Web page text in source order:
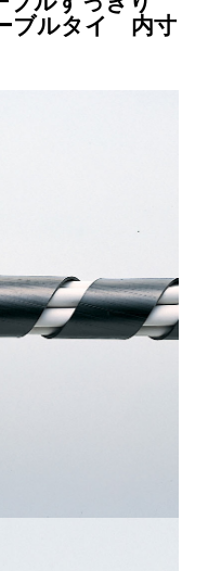
ブルタイ 内寸